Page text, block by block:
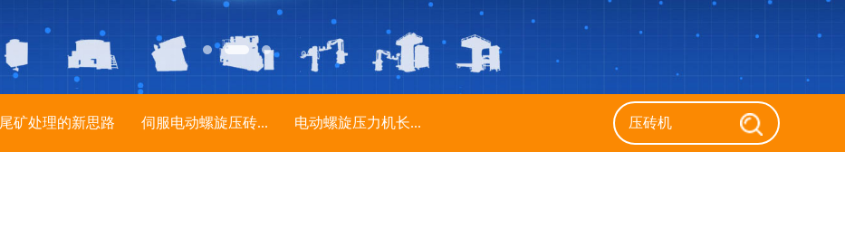
尾矿处理的新思路 伺服电动螺旋压砖... 电动螺旋压力机长...